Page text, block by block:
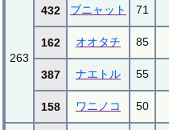
263
432 ブニャット 71
162 オオタチ 85
387 ナエトル 55
158 ワニノコ 50